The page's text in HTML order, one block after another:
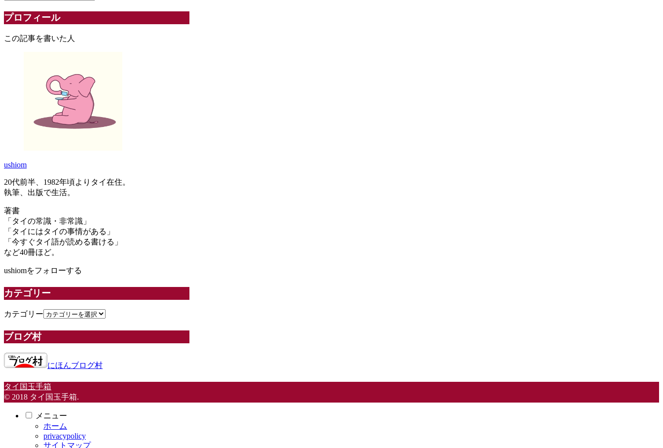
プロフィール
この記事を書いた人
ushiom
20代前半、1982年頃よりタイ在住。
執筆、出版で生活。
著書
「タイの常識・非常識」
「タイにはタイの事情がある」
「今すぐタイ語が読める書ける」
など40冊ほど。
ushiomをフォローする
カテゴリー
カテゴリー
ブログ村
にほんブログ村
タイ国玉手箱
© 2018 タイ国玉手箱.
メニュー
ホーム
privacypolicy
サイトマップ